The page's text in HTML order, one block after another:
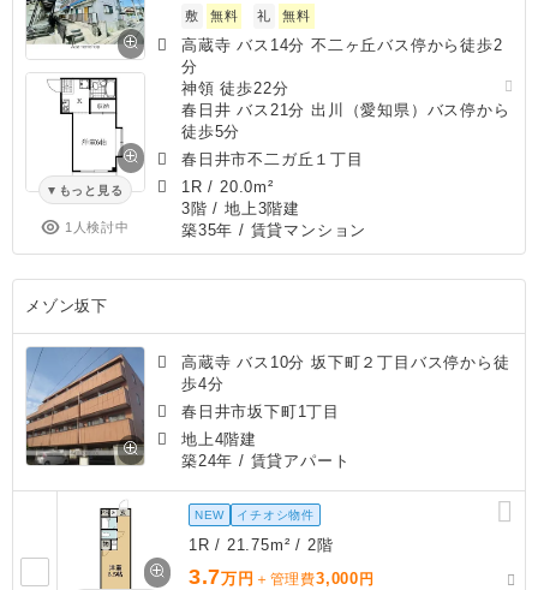
もっと見る
1人検討中
敷
無料 礼 無料
高蔵寺 バス14分 不二ヶ丘バス停から徒歩2
分
神領 徒歩22分
春日井 バス21分 出川（愛知県）バス停から
徒歩5分
春日井市不二ガ丘１丁目
1R / 20.0m²
3階 / 地上3階建
築35年 / 賃貸マンション
メゾン坂下
高蔵寺 バス10分 坂下町２丁目バス停から徒
歩4分
春日井市坂下町1丁目
地上4階建
築24年 / 賃貸アパート
NEW イチオシ物件
1R / 21.75m² / 2階
3.7万円 ＋管理費3,000 円